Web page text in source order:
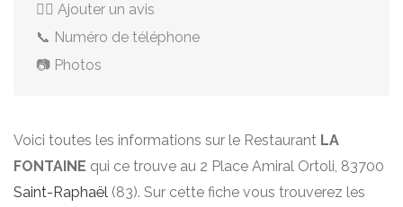
✍🏻 Ajouter un avis
📞 Numéro de téléphone
📷 Photos
Voici toutes les informations sur le Restaurant LA
FONTAINE qui ce trouve au 2 Place Amiral Ortoli, 83700
Saint-Raphaël (83). Sur cette fiche vous trouverez les